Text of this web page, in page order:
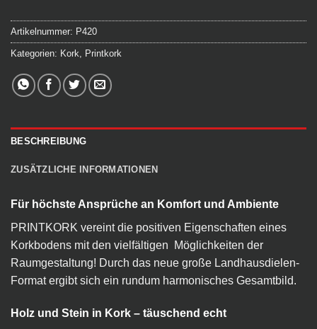
Artikelnummer: P420
Kategorien: Kork Printkork
BESCHREIBUNG
ZUSÄTZLICHE INFORMATIONEN
Für höchste Ansprüche an Komfort und Ambiente
PRINTKORK vereint die positiven Eigenschaften eines
Korkbodens mit den vielfältigen Möglichkeiten der
Raumgestaltung! Durch das neue große Landhausdielen-
Format ergibt sich ein rundum harmonisches Gesamtbild.
Holz und Stein in Kork – täuschend echt